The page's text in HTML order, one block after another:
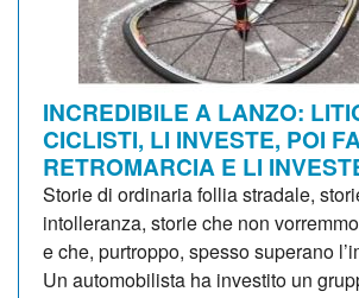
INCREDIBILE A LANZO:
CICLISTI, LI INVESTE, POI
RETROMARCIA E LI
Storie di ordinaria follia stradale,
intolleranza, storie che non
e che, purtroppo, spesso superano
Un automobilista ha investito un